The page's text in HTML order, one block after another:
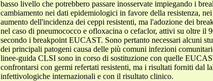
basso livello che potrebbero passare inosservate impiegando i
cambiamento nei dati epidemiologici in favore della resistenza,
aumento dell'incidenza dei ceppi resistenti, ma l'adozione dei
nel caso di pneumococco e ofloxacina o cefaclor, attivi su oltre
secondo i breakpoint EUCAST. Sono pertanto necessari alcuni
dei principali patogeni causa delle più comuni infezioni
linee-guida CLSI sono in corso di sostituzione con quelle
confrontarsi con germi refertati resistenti, ma i risultati forniti dal
infettivologiche internazionali e con il risultato clinico.